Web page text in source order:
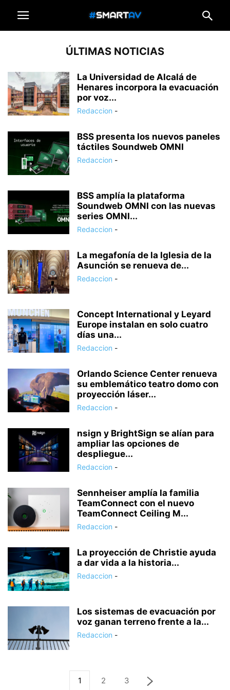
ÚLTIMAS NOTICIAS
La Universidad de Alcalá de
Henares incorpora la evacuación
por voz...
Redaccion -
BSS presenta los nuevos paneles
táctiles Soundweb OMNI
Redaccion -
BSS amplía la plataforma
Soundweb OMNI con las nuevas
series OMNI...
Redaccion -
La megafonía de la Iglesia de la
Asunción se renueva de...
Redaccion -
Concept International y Leyard
Europe instalan en solo cuatro
días una...
Redaccion -
Orlando Science Center renueva
su emblemático teatro domo con
proyección láser...
Redaccion -
nsign y BrightSign se alían para
ampliar las opciones de
despliegue...
Redaccion -
Sennheiser amplía la familia
TeamConnect con el nuevo
TeamConnect Ceiling M...
Redaccion -
La proyección de Christie ayuda
a dar vida a la historia...
Redaccion -
Los sistemas de evacuación por
voz ganan terreno frente a la...
Redaccion -
1 2 3